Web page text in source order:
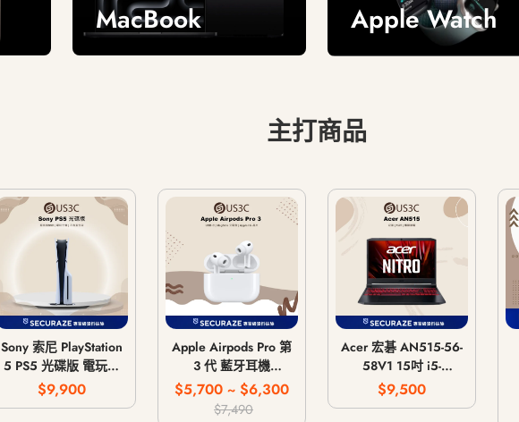
MacBook Apple Watch
主打商品
Sony 索尼 PlayStation
5 PS5 光碟版 電玩主
機 遊戲主機 CFI-
1018A / CFI-1118A /
$9,900
Apple Airpods Pro 第
3 代 藍牙耳機
MagSafe 無線充電版
USB-C
$5,700 ~ $6,300
$7,490
Acer 宏碁 AN515-56-
58V1 15吋 i5-
11300H 8G 512G
GTX 1650 4G
$9,500